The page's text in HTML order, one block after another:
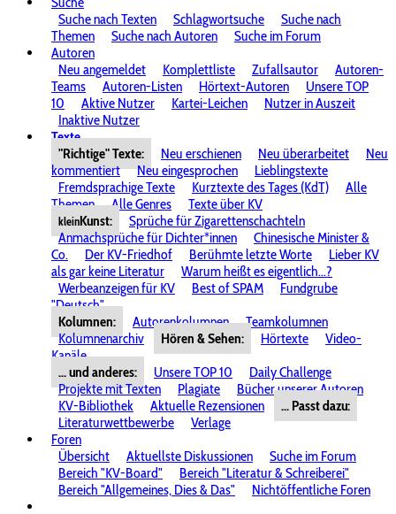
Suche nach Texten
Schlagwortsuche
Suche nach
Themen
Suche nach Autoren
Suche im Forum
Autoren
Neu angemeldet
Komplettliste Zufallsautor
Autoren-
Teams
Autoren-Listen Hörtext-Autoren
Unsere TOP
10
Aktive Nutzer Kartei-Leichen
Nutzer in Auszeit
Inaktive Nutzer
Texte
"Richtige" Texte:
Neu erschienen Neu überarbeitet
Neu
kommentiert
Neu eingesprochen
Lieblingstexte
Fremdsprachige Texte
Kurztexte des Tages (KdT)
Alle
Themen
Alle Genres Texte über KV
kleinKunst:
Sprüche für Zigarettenschachteln
Anmachsprüche für Dichter*innen
Chinesische Minister &
Co.
Der KV-Friedhof Berühmte letzte Worte
Lieber KV
als gar keine Literatur
Warum heißt es eigentlich...?
Werbeanzeigen für KV
Best of SPAM
Fundgrube
"Deutsch"
Kolumnen:
Autorenkolumnen
Teamkolumnen
Kolumnenarchiv
Hören & Sehen: Hörtexte
Video-
Kanäle
... und anderes:
Unsere TOP 10
Daily Challenge
Projekte mit Texten
Plagiate
Bücher unserer Autoren
KV-Bibliothek
Aktuelle Rezensionen
... Passt dazu:
Literaturwettbewerbe
Verlage
Foren
Übersicht
Aktuellste Diskussionen
Suche im Forum
Bereich "KV-Board"
Bereich "Literatur & Schreiberei"
Bereich "Allgemeines, Dies & Das"
Nichtöffentliche Foren